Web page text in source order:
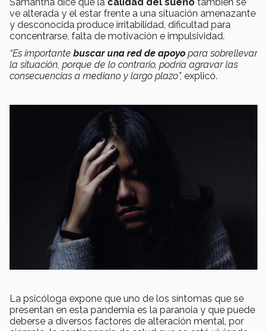
ve alterada y el estar frente a una situación amenazante
y desconocida produce irritabilidad, dificultad para
concentrarse, falta de motivación e impulsividad.
“Es importante buscar una red de apoyo para sobrellevar
la situación, porque de lo contrario, podría agravar las
consecuencias a mediano y largo plazo”, explicó.
La psicóloga expone que uno de los síntomas que se
presentan en esta pandemia es la paranoia y que puede
deberse a diversos factores de alteración mental, por